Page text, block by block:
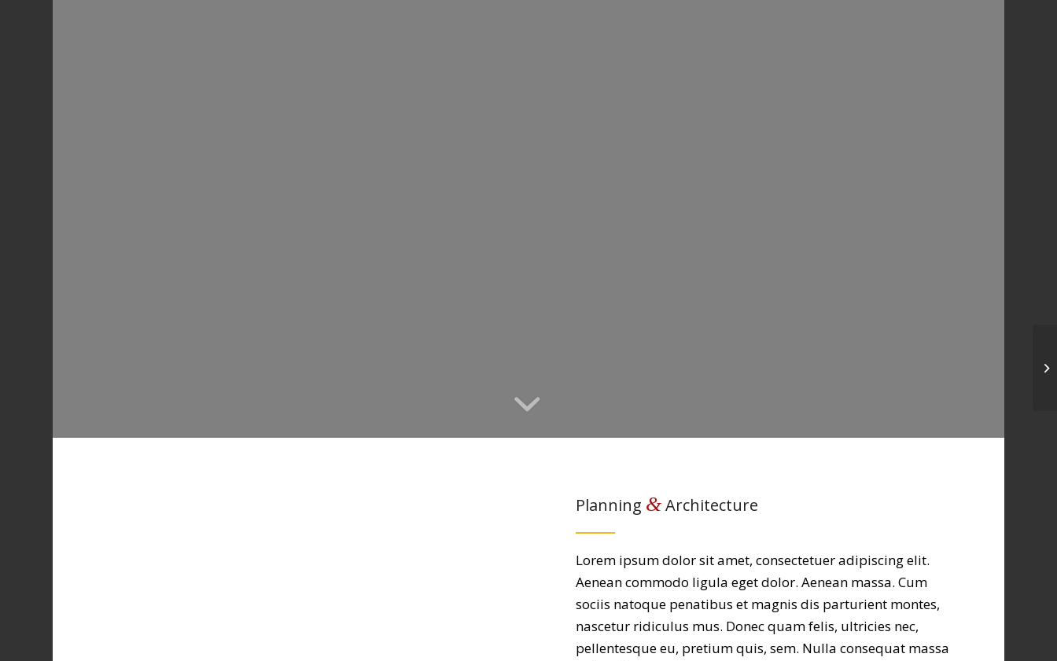
Planning &Architecture
Lorem ipsum dolor sit amet, consectetuer adipiscing elit.
Aenean commodo ligula eget dolor. Aenean massa. Cum
sociis natoque penatibus et magnis dis parturient montes,
nascetur ridiculus mus. Donec quam felis, ultricies nec,
pellentesque eu, pretium quis, sem. Nulla consequat massa